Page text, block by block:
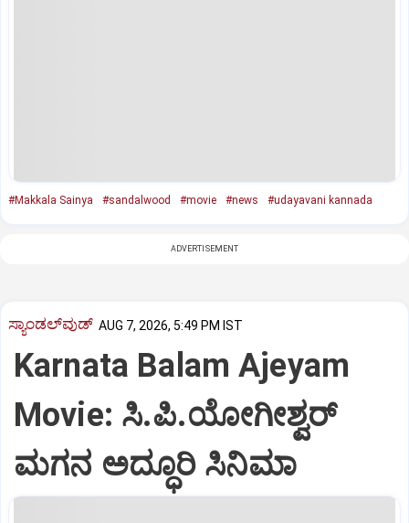
#Makkala Sainya #sandalwood #movie #news #udayavani kannada
ADVERTISEMENT
ಸ್ಯಾಂಡಲ್‌ವುಡ್‌ AUG 7, 2026, 5:49 PM IST
Karnata Balam Ajeyam
Movie: ಸಿ.ಪಿ.ಯೋಗೀಶ್ವರ್‌
ಮಗನ ಅದ್ಧೂರಿ ಸಿನಿಮಾ